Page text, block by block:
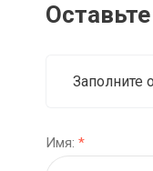
Заполните
Имя: *